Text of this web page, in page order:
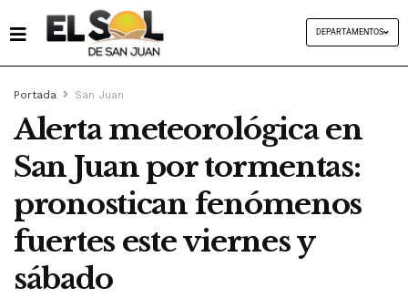
DEPARTAMENTOS
Portada San Juan
Alerta meteorológica en
San Juan por tormentas:
pronostican fenómenos
fuertes este viernes y
sábado